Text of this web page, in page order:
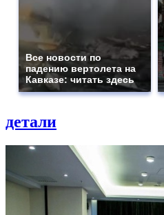
Все новости по
падению вертолета на
Кавказе: читать здесь
детали